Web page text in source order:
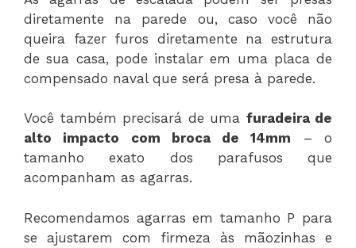
diretamente na parede ou, caso você não
queira fazer furos diretamente na estrutura
de sua casa, pode instalar em uma placa de
compensado naval que será presa à parede.
Você também precisará de uma furadeira de
alto impacto com broca de 14mm – o
tamanho exato dos parafusos que
acompanham as agarras.
Recomendamos agarras em tamanho P para
se ajustarem com firmeza às mãozinhas e